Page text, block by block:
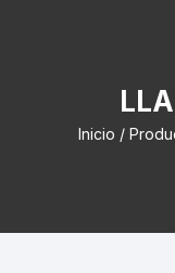
Inicio /